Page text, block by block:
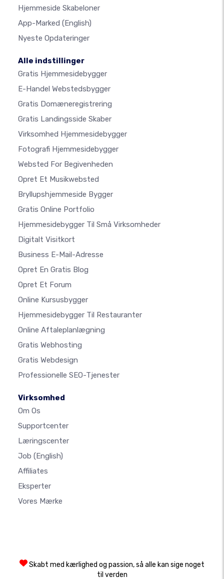
Hjemmeside Skabeloner
App-Marked (English)
Nyeste Opdateringer
Alle indstillinger
Gratis Hjemmesidebygger
E-Handel Webstedsbygger
Gratis Domæneregistrering
Gratis Landingsside Skaber
Virksomhed Hjemmesidebygger
Fotografi Hjemmesidebygger
Websted For Begivenheden
Opret Et Musikwebsted
Bryllupshjemmeside Bygger
Gratis Online Portfolio
Hjemmesidebygger Til Små Virksomheder
Digitalt Visitkort
Business E-Mail-Adresse
Opret En Gratis Blog
Opret Et Forum
Online Kursusbygger
Hjemmesidebygger Til Restauranter
Online Aftaleplanlægning
Gratis Webhosting
Gratis Webdesign
Professionelle SEO-Tjenester
Virksomhed
Om Os
Supportcenter
Læringscenter
Job (English)
Affiliates
Eksperter
Vores Mærke
Skabt med kærlighed og passion, så alle kan sige noget
til verden